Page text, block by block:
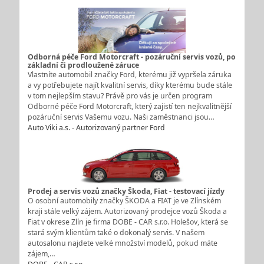
Odborná péče Ford Motorcraft - pozáruční servis vozů, po
základní či prodloužené záruce
Vlastníte automobil značky Ford, kterému již vypršela záruka
a vy potřebujete najít kvalitní servis, díky kterému bude stále
v tom nejlepším stavu? Právě pro vás je určen program
Odborné péče Ford Motorcraft, který zajistí ten nejkvalitnější
pozáruční servis Vašemu vozu. Naši zaměstnanci jsou…
Auto Viki a.s. - Autorizovaný partner Ford
Prodej a servis vozů značky Škoda, Fiat - testovací jízdy
O osobní automobily značky ŠKODA a FIAT je ve Zlínském
kraji stále velký zájem. Autorizovaný prodejce vozů Škoda a
Fiat v okrese Zlín je firma DOBE - CAR s.r.o. Holešov, která se
stará svým klientům také o dokonalý servis. V našem
autosalonu najdete velké množství modelů, pokud máte
zájem,…